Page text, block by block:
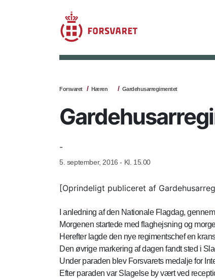
Forsvaret Hæren Gardehusarregimentet
-
5. september, 2016 - Kl. 15.00
[Oprindeligt publiceret af
I anledning af den Nationale Flagdag,
Morgenen startede med flaghejsning og
Herefter lagde den nye regimentschef en
Den øvrige markering af dagen fandt sted i
Under paraden blev Forsvarets medalje for
Efter paraden var Slagelse by vært ved